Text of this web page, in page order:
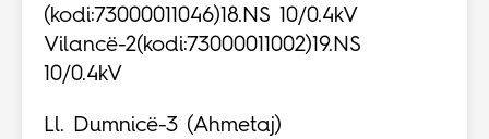
(kodi:73000011046)18.NS 10/0.4kV
Vilancë-2(kodi:73000011002)19.NS
10/0.4kV
Ll. Dumnicë-3 (Ahmetaj)